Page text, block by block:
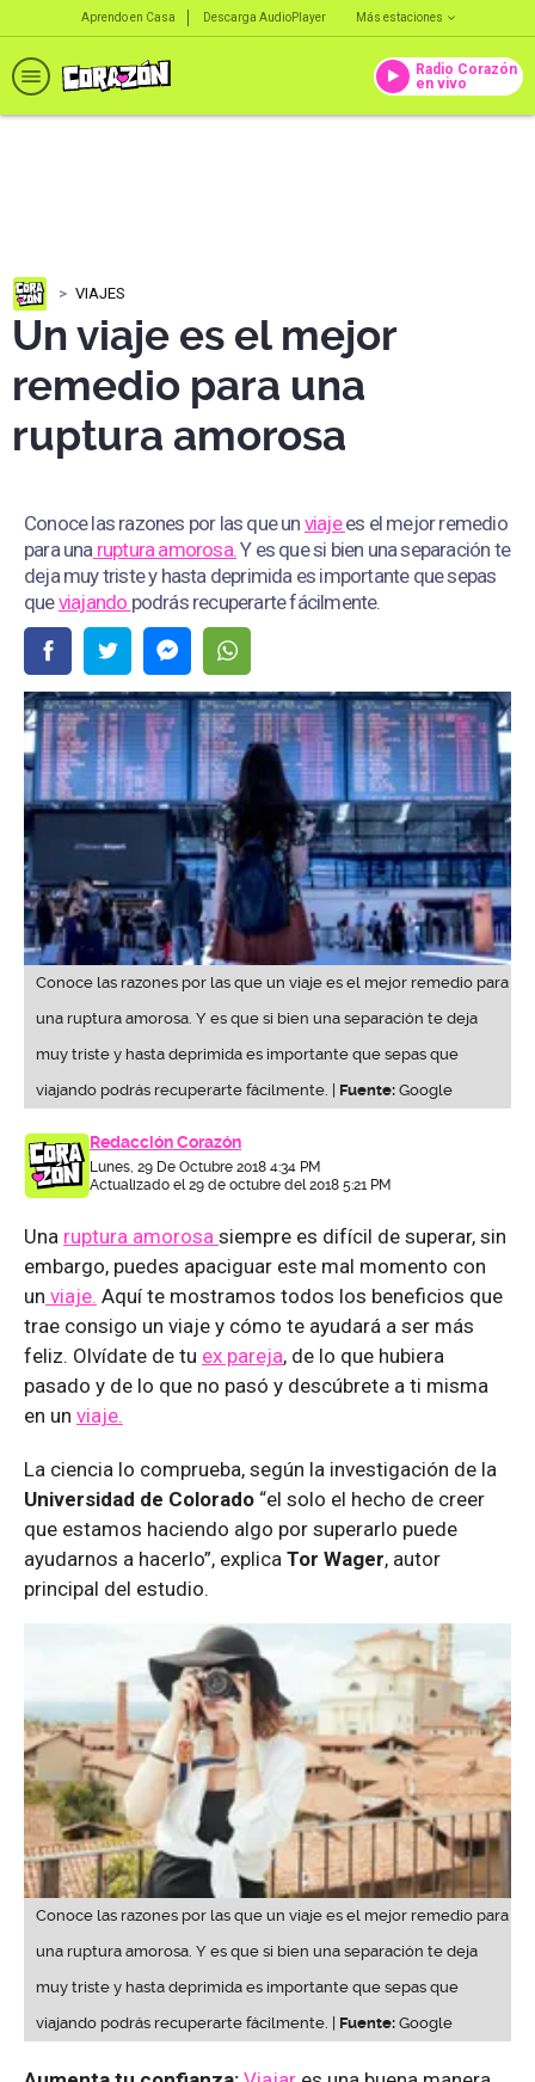
Aprendo en Casa Descarga AudioPlayer Más estaciones
Radio Corazón
en vivo
VIAJES
Un viaje es el mejor
remedio para una
ruptura amorosa
Conoce las razones por las que un viajees el mejor remedio
para una ruptura amorosa. Y es que si bien una separación te
deja muy triste y hasta deprimida es importante que sepas
queviajando podrás recuperarte fácilmente.
Conoce las razones por las que un viaje es el mejor remedio para
una ruptura amorosa. Y es que si bien una separación te deja
muy triste y hasta deprimida es importante que sepas que
viajando podrás recuperarte fácilmente. | Fuente: Google
Redacción Corazón
Lunes, 29 De Octubre 2018 4:34 PM
Actualizado el 29 de octubre del 2018 5:21 PM
Una ruptura amorosa siempre es difícil de superar, sin
embargo, puedes apaciguar este mal momento con
un viaje. Aquí te mostramos todos los beneficios que
trae consigo un viaje y cómo te ayudará a ser más
feliz. Olvídate de tu ex pareja, de lo que hubiera
pasado y de lo que no pasó y descúbrete a ti misma
en un viaje.
La ciencia lo comprueba, según la investigación de la
Universidad de Colorado “el solo el hecho de creer
que estamos haciendo algo por superarlo puede
ayudarnos a hacerlo”, explica Tor Wager, autor
principal del estudio.
Conoce las razones por las que un viaje es el mejor remedio para
una ruptura amorosa. Y es que si bien una separación te deja
muy triste y hasta deprimida es importante que sepas que
viajando podrás recuperarte fácilmente. | Fuente: Google